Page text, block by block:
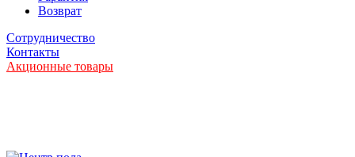
Возврат
Сотрудничество
Контакты
Акционные товары